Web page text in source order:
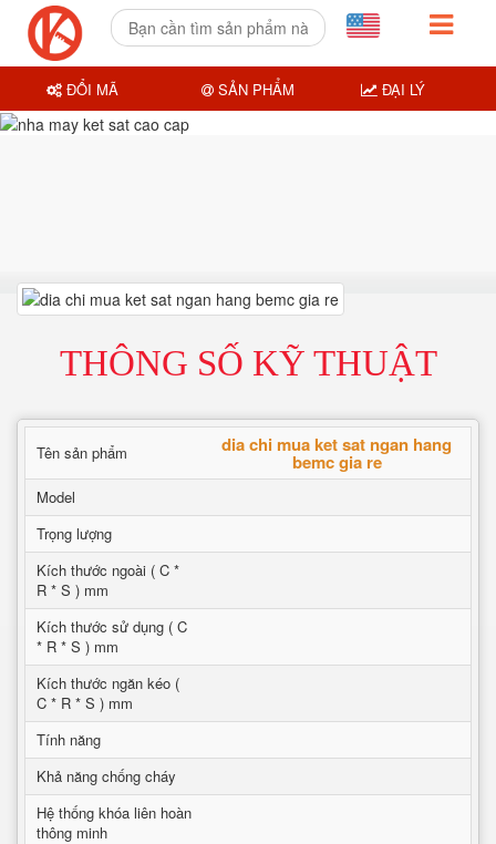
THÔNG SỐ KỸ THUẬT
Tên sản phẩm dia chi mua ket sat ngan hang
bemc gia re
Model
Trọng lượng
Kích thước ngoài ( C *
R * S ) mm
Kích thước sử dụng ( C
* R * S ) mm
Kích thước ngăn kéo (
C * R * S ) mm
Tính năng
Khả năng chống cháy
Hệ thống khóa liên hoàn
thông minh
ĐỔI MÃ SẢN PHẨM ĐẠI LÝ